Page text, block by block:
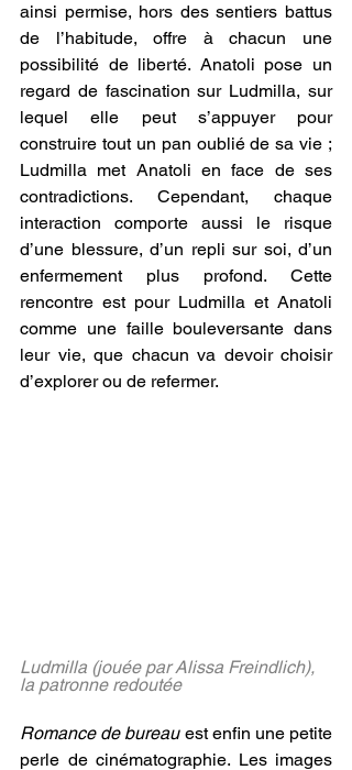
ainsi permise, hors des sentiers battus
de l’habitude, offre à chacun une
possibilité de liberté. Anatoli pose un
regard de fascination sur Ludmilla, sur
lequel elle peut s’appuyer pour
construire tout un pan oublié de sa vie ;
Ludmilla met Anatoli en face de ses
contradictions. Cependant, chaque
interaction comporte aussi le risque
d’une blessure, d’un repli sur soi, d’un
enfermement plus profond. Cette
rencontre est pour Ludmilla et Anatoli
comme une faille bouleversante dans
leur vie, que chacun va devoir choisir
d’explorer ou de refermer.
Ludmilla (jouée par Alissa Freindlich),
la patronne redoutée
Romance de bureau est enfin une petite
perle de cinématographie. Les images